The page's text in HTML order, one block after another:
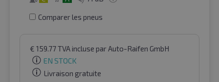
Comparer les pneus
€ 159.77TVA incluse par Auto-Raifen GmbH
EN STOCK
Livraison gratuite